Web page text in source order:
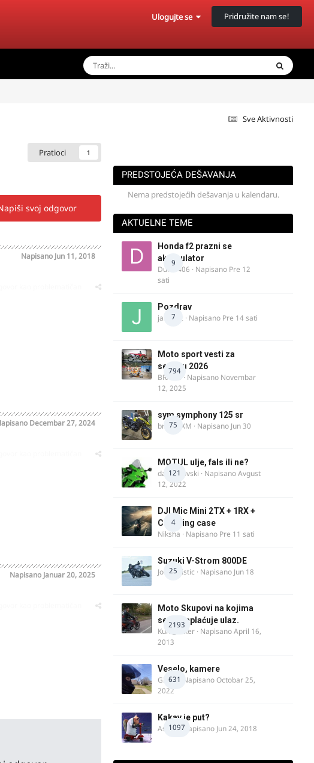
Ulogujte se Pridružite nam se!
Sve Aktivnosti
Pratioci 1
svoj odgovor
Napisano Jun 11, 2018
Decembar 27, 2024
Napisano Januar 20, 2025
PREDSTOJEĆA DEŠAVANJA
Nema predstojećih dešavanja u kalendaru.
AKTUELNE TEME
9
Honda f2 prazni se
akomulator
Dule1406 · Napisano Pre 12
sati
7
Pozdrav
jasminc · Napisano Pre 14 sati
794
Moto sport vesti za
sezonu 2026
BRACO · Napisano Novembar
12, 2025
75
sym symphony 125 sr
brankoXM · Napisano Jun 30
121
MOTUL ulje, fals ili ne?
dalipopovski · NapisanoAvgust
12, 2022
4
DJI Mic Mini 2TX + 1RX +
Charging case
Niksha · Napisano Pre 11 sati
25
Suzuki V-Strom 800DE
Jovan Ristic · Napisano Jun 18
2193
Moto Skupovi na kojima
se ne naplaćuje ulaz.
Kum_Mixer · NapisanoApril 16,
2013
631
Veselo, kamere
GR 46· NapisanoOctobar 25,
2022
1097
Kakav je put?
Astral· Napisano Jun 24, 2018